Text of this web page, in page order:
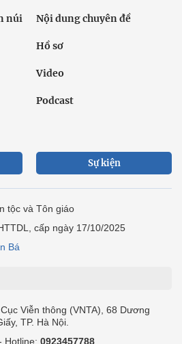
núi Nội dung chuyên đề
Hồ sơ
Video
Podcast
Sự kiện
tộc và Tôn giáo
cấp ngày 17/10/2025
Bá
Viễn thông (VNTA), 68 Dương
TP. Hà Nội.
Hotline: 0923457788